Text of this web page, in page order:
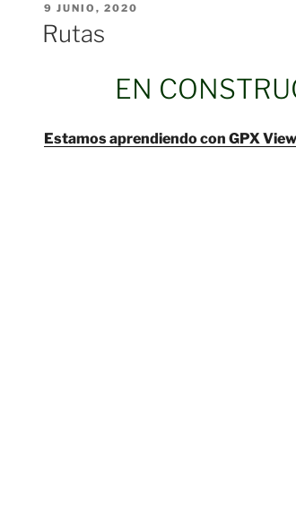
PUBLICADO
EL
9 JUNIO, 2020
Rutas
EN
Estamos aprendiendo con GPX